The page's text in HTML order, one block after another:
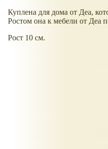
Куплена для дома от Деа,
Ростом она к мебели от Деа
Рост 10 см.